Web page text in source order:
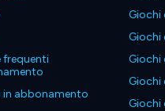
frequenti
abbonamento
Giochi
Giochi
Giochi
Giochi
Giochi